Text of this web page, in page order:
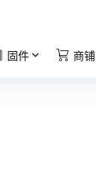
固件 商铺